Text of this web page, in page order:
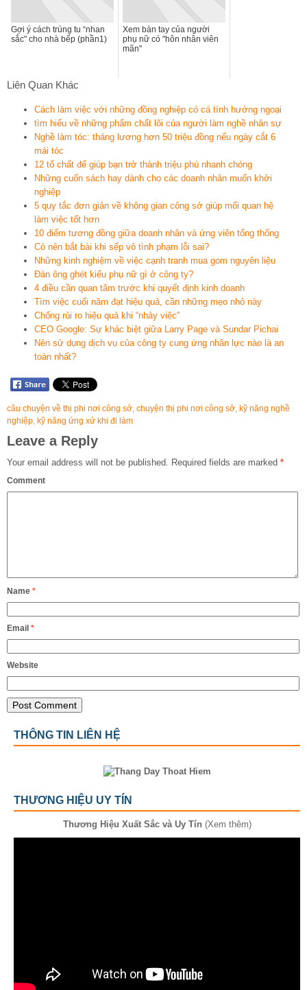
Gợi ý cách trùng tu “nhan
sắc" cho nhà bếp (phần1)
Xem bàn tay của người
phụ nữ có "hôn nhân viên
mãn"
Liên Quan Khác
Cách làm việc với những đồng nghiệp có cá tính hướng ngoại
tìm hiểu về những phẩm chất lõi của người làm nghề nhân sự
Nghề làm tóc: tháng lương hơn 50 triệu đồng nếu ngày cắt 6
mái tóc
12 tố chất để giúp bạn trở thành triệu phú nhanh chóng
Những cuốn sách hay dành cho các doanh nhân muốn khởi
nghiệp
5 quy tắc đơn giản về không gian công sở giúp mối quan hệ
làm việc tốt hơn
10 điểm tương đồng giữa doanh nhân và ứng viên tổng thống
Có nên bắt bài khi sếp vô tình phạm lỗi sai?
Những kinh nghiệm về việc cạnh tranh mua gom nguyên liệu
Đàn ông ghét kiểu phụ nữ gì ở công ty?
4 điều cần quan tâm trước khi quyết định kinh doanh
Tìm việc cuối năm đạt hiệu quả, cần những mẹo nhỏ này
Chống rủi ro hiệu quả khi “nhảy việc”
CEO Google: Sự khác biệt giữa Larry Page và Sundar Pichai
Nên sử dụng dịch vụ của công ty cung ứng nhân lực nào là an
toàn nhất?
câu chuyện về thị phi nơi công sở chuyện thị phi nơi công sở kỹ năng nghề
nghiệp kỹ năng ứng xử khi đi làm
Leave a Reply
Your email address will not be published. Required fields are marked *
Comment
Name *
Email *
Website
THÔNG TIN LIÊN HỆ
THƯƠNG HIỆU UY TÍN
Thương Hiệu Xuất Sắc và Uy Tín (Xem thêm)